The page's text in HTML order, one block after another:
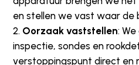
en stellen we vast waar de
Oorzaak vaststellen:
inspectie, sondes en
verstoppingspunt direct en